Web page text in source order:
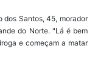
dos Santos, 45, morador
do Norte. "Lá é bem
e começam a matar